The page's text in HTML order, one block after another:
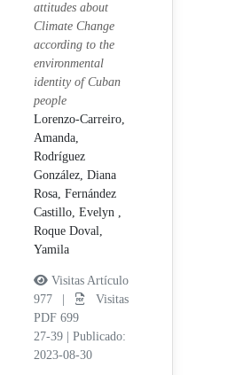
attitudes about
Climate Change
according to the
environmental
identity of Cuban
people
Lorenzo-Carreiro,
Amanda,
Rodríguez
González, Diana
Rosa, Fernández
Castillo, Evelyn ,
Roque Doval,
Yamila
Visitas Artículo
977 |
Visitas
PDF 699
27-39
Publicado:
2023-08-30